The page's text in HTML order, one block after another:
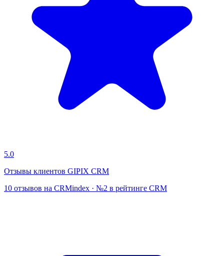
5.0
Отзывы клиентов GIPIX CRM
10 отзывов на CRMindex · №2 в рейтинге CRM